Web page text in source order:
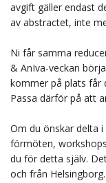
avgift gäller endast
av abstractet, inte
Ni får samma
& AnIva-veckan
kommer på plats får
Passa därför på att
Om du önskar delta
förmöten,
du för detta själv.
och från Helsingborg.